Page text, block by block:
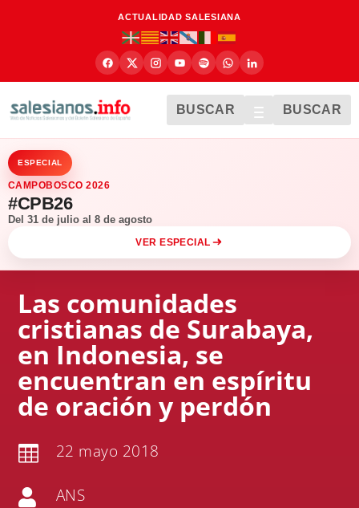
ACTUALIDAD SALESIANA
BUSCAR BUSCAR
ESPECIAL
CAMPOBOSCO 2026
#CPB26
Del 31 de julio al 8 de agosto
VER ESPECIAL
Las comunidades
cristianas de Surabaya,
en Indonesia, se
encuentran en espíritu
de oración y perdón
 22 mayo 2018
 ANS